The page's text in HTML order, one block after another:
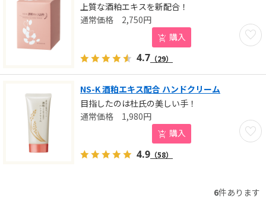
上質な酒粕エキスを新配合！
お気
2,750円
購入
4.7 （29）
NS-K 酒粕エキス配合 ハンドクリーム
目指したのは杜氏の美しい手！
お気
1,980円
購入
4.9 （58）
6件あります